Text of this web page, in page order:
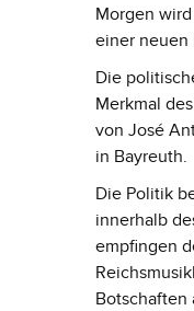
Morgen
einer neuen
Die
Merkmal
von José
in Bayreuth.
Die Politik
innerhalb
empfingen
Botschaften